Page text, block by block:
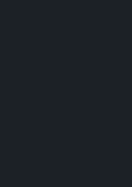
กว่าครีมนี้ไม่ค่อยเห็น
นเดิม และความ
แตกต่างกันไปใน
ป็นครีมลดรอยสิวจาก